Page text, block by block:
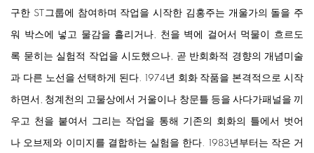
구한 ST그룹에 참여하며 작업을 시작한 김홍주는 개울가의 돌을 주
워 박스에 넣고 물감을 흘리거나, 천을 벽에 걸어서 먹물이 흐르도
록 묻히는 실험적 작업을 시도했으나, 곧 반회화적 경향의 개념미술
과 다른 노선을 선택하게 된다. 1974년 회화 작품을 본격적으로 시작
하면서, 청계천의 고물상에서 거울이나 창문틀 등을 사다가패널을 끼
우고 천을 붙여서 그리는 작업을 통해 기존의 회화의 틀에서 벗어
나 오브제와 이미지를 결합하는 실험을 한다. 1983년부터는 작은 거